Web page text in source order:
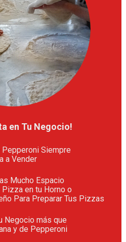
en Tu Negocio!
Siempre
a Vender
Mucho Espacio
en tu Horno o
Para Preparar Tus Pizzas
Negocio más que
y de Pepperoni